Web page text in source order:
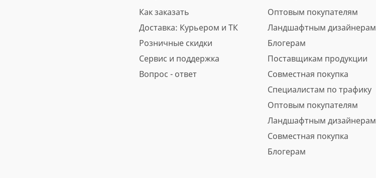
Как заказать
Доставка: Курьером и ТК
Розничные скидки
Сервис и поддержка
Вопрос - ответ
Оптовым покупателям
Ландшафтным дизайнерам
Блогерам
Поставщикам продукции
Совместная покупка
Специалистам по трафику
Оптовым покупателям
Ландшафтным дизайнерам
Совместная покупка
Блогерам